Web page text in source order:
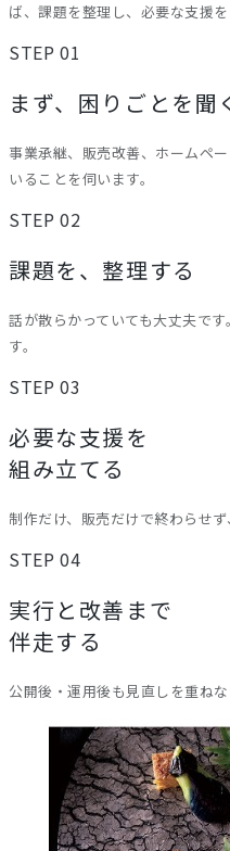
ば、課題を整理し、必要な支援を
STEP 01
まず、困りごとを聞
事業承継、販売改善、ホームペ
いることを伺います。
STEP 02
課題を、整理する
話が散らかっていても大丈夫で
す。
STEP 03
必要な支援を
組み立てる
制作だけ、販売だけで終わらせ
STEP 04
実行と改善まで
伴走する
公開後・運用後も見直しを重ね